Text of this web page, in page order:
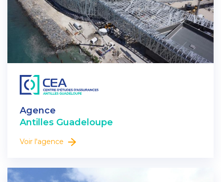
Agence
Antilles Guadeloupe
Voir l'agence